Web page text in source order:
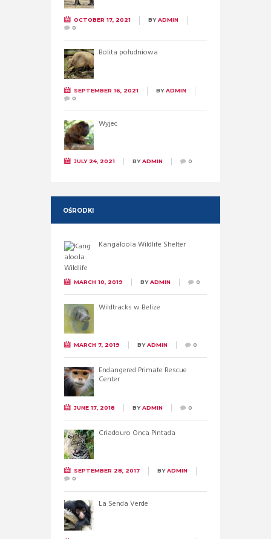
OCTOBER 17, 2021 BYADMIN
0
Bolita południowa
SEPTEMBER 16, 2021 BYADMIN
0
Wyjec
JULY 24, 2021 BYADMIN 0
OŚRODKI
Kangaloola Wildlife Shelter
MARCH 10, 2019 BYADMIN 0
Wildtracks w Belize
MARCH 7, 2019 BYADMIN 0
Endangered Primate Rescue
Center
JUNE 17, 2018 BYADMIN 0
Criadouro Onca Pintada
SEPTEMBER 28, 2017 BYADMIN
0
La Senda Verde